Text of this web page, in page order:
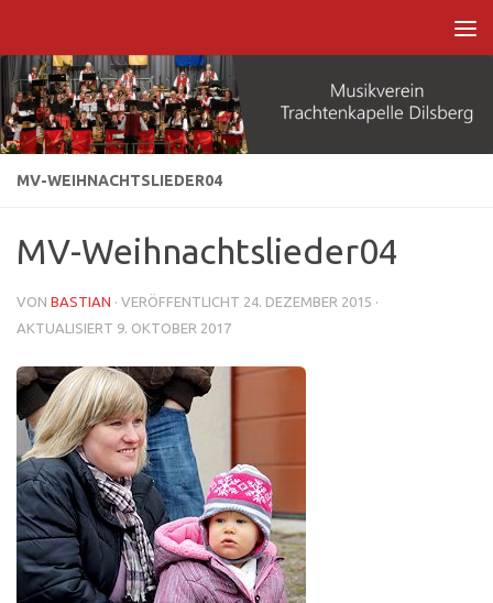
MV-WEIHNACHTSLIEDER04
MV-Weihnachtslieder04
VON BASTIAN · VERÖFFENTLICHT 24. DEZEMBER 2015 ·
AKTUALISIERT 9. OKTOBER 2017